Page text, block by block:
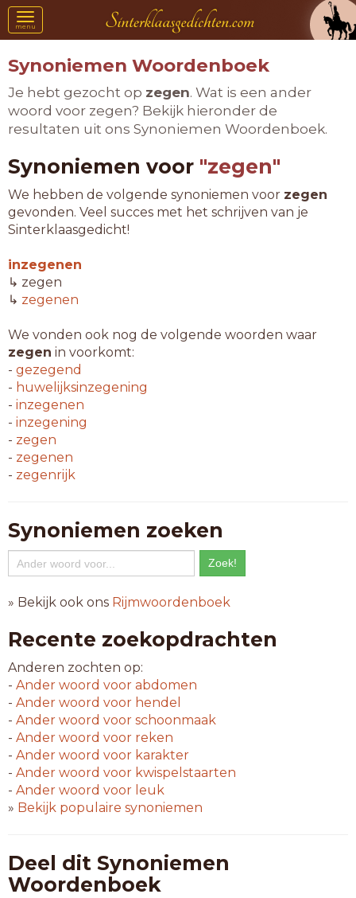
Toggle
navigation
menu
Synoniemen Woordenboek
Je hebt gezocht op zegen. Wat is een ander
woord voor zegen? Bekijk hieronder de
resultaten uit ons Synoniemen Woordenboek.
Synoniemen voor "zegen"
We hebben de volgende synoniemen voor zegen
gevonden. Veel succes met het schrijven van je
Sinterklaasgedicht!
inzegenen
↳ zegen
↳ zegenen
We vonden ook nog de volgende woorden waar
zegen in voorkomt:
- gezegend
- huwelijksinzegening
- inzegenen
- inzegening
- zegen
- zegenen
- zegenrijk
Synoniemen zoeken
» Bekijk ook ons Rijmwoordenboek
Recente zoekopdrachten
Anderen zochten op:
- Ander woord voor abdomen
- Ander woord voor hendel
- Ander woord voor schoonmaak
- Ander woord voor reken
- Ander woord voor karakter
- Ander woord voor kwispelstaarten
- Ander woord voor leuk
» Bekijk populaire synoniemen
Deel dit Synoniemen
Woordenboek